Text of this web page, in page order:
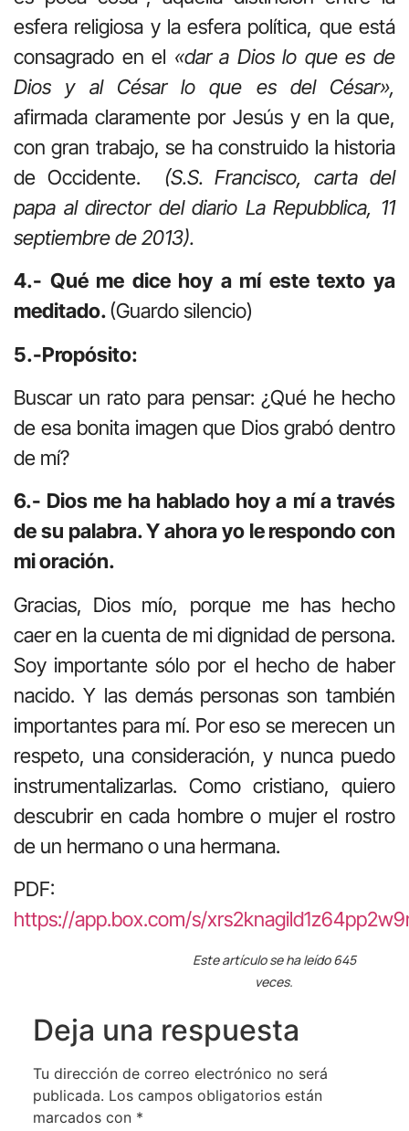
esfera religiosa y la esfera política, que está
consagrado en el «dar a Dios lo que es de
Dios y al César lo que es del César»,
afirmada claramente por Jesús y en la que,
con gran trabajo, se ha construido la historia
de Occidente.
(S.S. Francisco, carta del
papa al director del diario La Repubblica, 11
septiembre de 2013).
4.- Qué me dice hoy a mí este texto ya
meditado.(Guardo silencio)
5.-Propósito:
Buscar un rato para pensar: ¿Qué he hecho
de esa bonita imagen que Dios grabó dentro
de mí?
6.- Dios me ha hablado hoy a mí a través
de su palabra. Y ahora yo le respondo con
mi oración.
Gracias, Dios mío, porque me has hecho
caer en la cuenta de mi dignidad de persona.
Soy importante sólo por el hecho de haber
nacido. Y las demás personas son también
importantes para mí. Por eso se merecen un
respeto, una consideración, y nunca puedo
instrumentalizarlas. Como cristiano, quiero
descubrir en cada hombre o mujer el rostro
de un hermano o una hermana.
PDF:
https://app.box.com/s/
Este artículo se ha leído 645
veces.
Deja una respuesta
Tu dirección de correo electrónico no será
publicada. Los campos obligatorios están
marcados con *